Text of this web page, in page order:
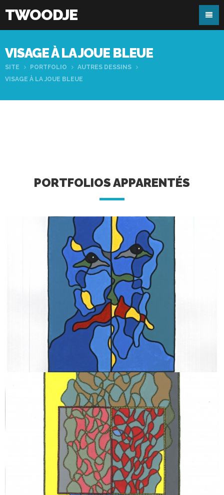
TWOODJE
VISAGE À LA JOUE BLEUE
SITE PORTFOLIO
AUTRES DESSINS
VISAGE À LA JOUE BLEUE
PORTFOLIOS APPARENTÉS